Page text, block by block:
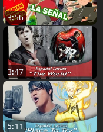
3:56
3:47
5:11